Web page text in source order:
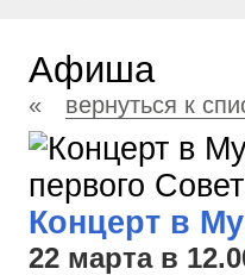
Афиша
« вернуться к
Концерт в
22 марта в